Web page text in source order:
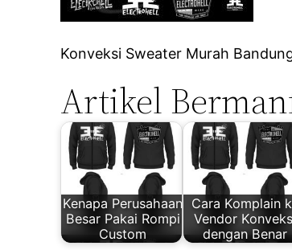
Konveksi Sweater Murah
Artikel
Kenapa Perusahaan
Besar Pakai Rompi
Custom
Cara Komplain
Vendor
dengan Benar